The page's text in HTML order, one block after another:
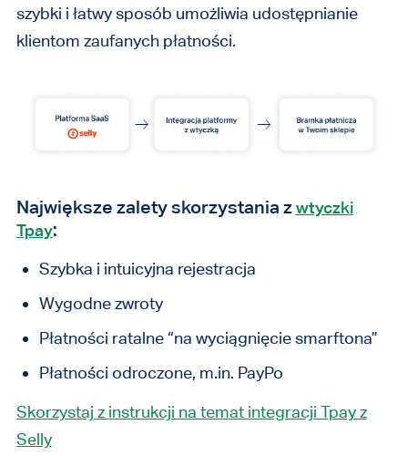
szybki i łatwy sposób umożliwia udostępnianie
klientom zaufanych płatności.
Największe zalety skorzystania zwtyczki
Tpay:
Szybka i intuicyjna rejestracja
Wygodne zwroty
Płatności ratalne “na wyciągnięcie smarftona”
Płatności odroczone, m.in. PayPo
Skorzystaj z instrukcji na temat integracji Tpay z
Selly